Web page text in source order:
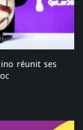
réunit ses